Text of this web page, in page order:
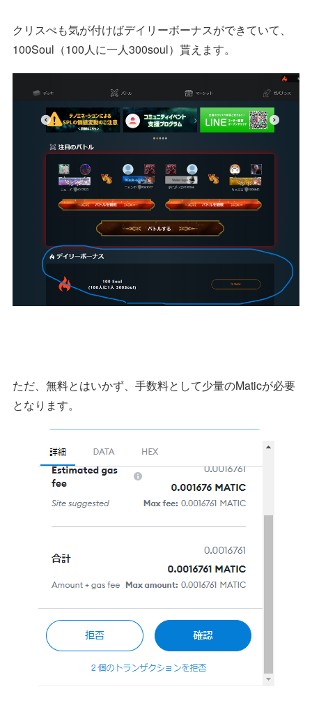
クリスぺも気が付けばデイリーボーナスができていて、
100Soul（100人に一人300soul）貰えます。
ただ、無料とはいかず、手数料として少量のMaticが必要
となります。